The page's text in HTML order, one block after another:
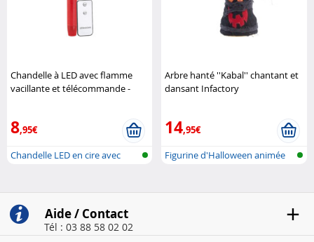
Chandelle à LED avec flamme
vacillante et télécommande -
8,95€
Chandelle LED en cire avec
Arbre hanté ''Kabal'' chantant et
dansant Infactory
14,95€
Figurine d'Halloween animée
Aide / Contact
Tél : 03 88 58 02 02